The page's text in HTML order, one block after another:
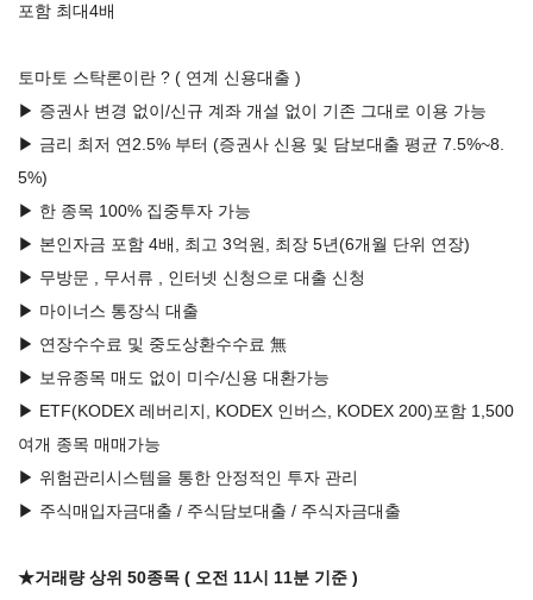
포함 최대4배
토마토 스탁론이란 ? ( 연계 신용대출 )
▶ 증권사 변경 없이/신규 계좌 개설 없이 기존 그대로 이용 가능
▶ 금리 최저 연2.5% 부터 (증권사 신용 및 담보대출 평균 7.5%~8.
5%)
▶ 한 종목 100% 집중투자 가능
▶ 본인자금 포함 4배, 최고 3억원, 최장 5년(6개월 단위 연장)
▶ 무방문 , 무서류 , 인터넷 신청으로 대출 신청
▶ 마이너스 통장식 대출
▶ 연장수수료 및 중도상환수수료 無
▶ 보유종목 매도 없이 미수/신용 대환가능
▶ ETF(KODEX 레버리지, KODEX 인버스, KODEX 200)포함 1,500
여개 종목 매매가능
▶ 위험관리시스템을 통한 안정적인 투자 관리
▶ 주식매입자금대출 / 주식담보대출 / 주식자금대출
★거래량 상위 50종목 ( 오전 11시 11분 기준 )